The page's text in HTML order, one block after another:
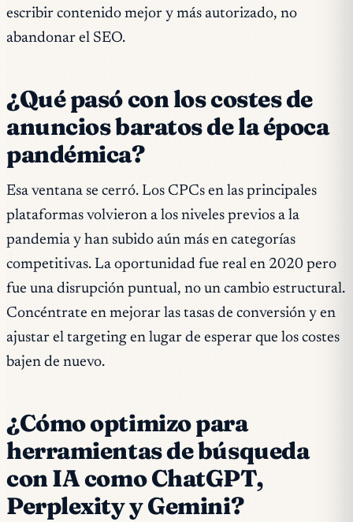
escribir contenido mejor y más autorizado, no
abandonar el SEO.
¿Qué pasó con los costes de
anuncios baratos de la época
pandémica?
Esa ventana se cerró. Los CPCs en las principales
plataformas volvieron a los niveles previos a la
pandemia y han subido aún más en categorías
competitivas. La oportunidad fue real en 2020 pero
fue una disrupción puntual, no un cambio estructural.
Concéntrate en mejorar las tasas de conversión y en
ajustar el targeting en lugar de esperar que los costes
bajen de nuevo.
¿Cómo optimizo para
herramientas de búsqueda
con IA como ChatGPT,
Perplexity y Gemini?